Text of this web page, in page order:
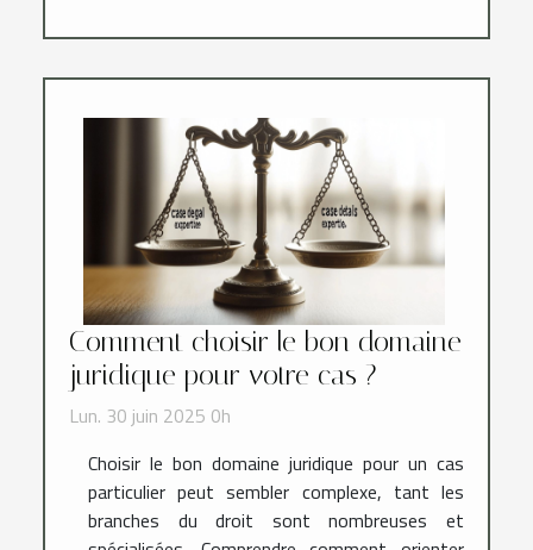
Comment choisir le bon domaine
juridique pour votre cas ?
Lun. 30 juin 2025 0h
Choisir le bon domaine juridique pour un cas
particulier peut sembler complexe, tant les
branches du droit sont nombreuses et